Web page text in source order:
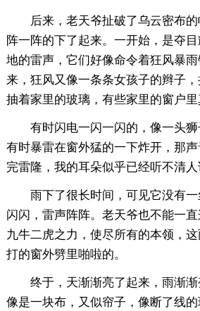
后来，老天爷扯破了乌云密布的
阵一阵的下了起来。一开始，是夺
地的雷声，它们好像命令着狂风暴
来，狂风又像一条条女孩子的辫子，
抽着家里的玻璃，有些家里的窗户里
有时闪电一闪一闪的，像一头狮
有时暴雷在窗外猛的一下炸开，那
完雷隆，我的耳朵似乎已经听不清人
雨下了很长时间，可见它没有一
闪闪，雷声阵阵。老天爷也不能一
九牛二虎之力，使尽所有的本领，这
打的窗外劈里啪啦的。
终于，天渐渐亮了起来，雨渐渐
像是一块布，又似帘子，像断了线